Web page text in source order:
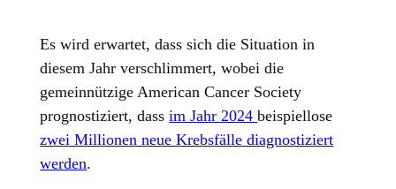
Es wird erwartet, dass sich die Situation in
diesem Jahr verschlimmert, wobei die
gemeinnützige American Cancer Society
prognostiziert, dassim Jahr 2024beispiellose
zwei Millionen neue Krebsfälle diagnostiziert
werden.